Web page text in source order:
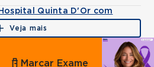
Quinta D'Or com
Veja mais
Agende
por
Marcar Exame